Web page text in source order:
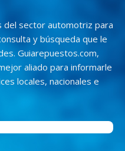
sector automotriz para
y búsqueda que le
Guiarepuestos.com,
aliado para informarle
locales, nacionales e